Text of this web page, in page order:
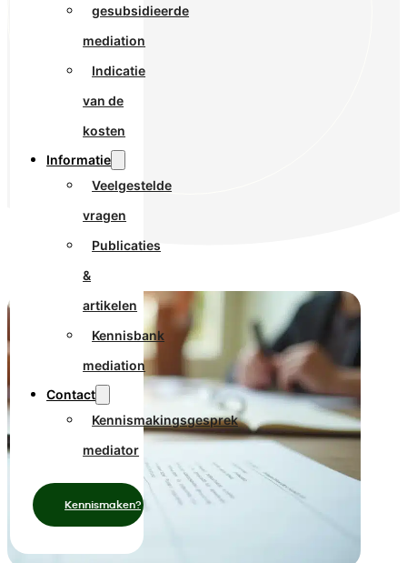
gesubsidieerde
mediation
Indicatie
van de
kosten
Informatie
Veelgestelde
vragen
Publicaties
&
artikelen
Kennisbank
mediation
Contact
Kennismakingsgesprek
mediator
Kennismaken?